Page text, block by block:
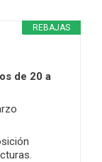
REBAJAS
de 20 a